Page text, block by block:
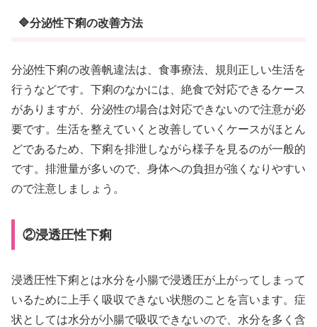
🔷分泌性下痢の改善方法
分泌性下痢の改善帆違法は、食事療法、規則正しい生活を
行うなどです。下痢のなかには、絶食で対応できるケース
がありますが、分泌性の場合は対応できないので注意が必
要です。生活を整えていくと改善していくケースがほとん
どであるため、下痢を排泄しながら様子を見るのが一般的
です。排泄量が多いので、身体への負担が強くなりやすい
ので注意しましょう。
②浸透圧性下痢
浸透圧性下痢とは水分を小腸で浸透圧が上がってしまって
いるために上手く吸収できない状態のことを言います。症
状としては水分が小腸で吸収できないので、水分を多く含